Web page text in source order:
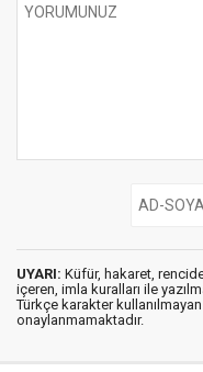
UYARI: Küfür, hakaret,
içeren, imla kuralları ile
Türkçe karakter
onaylanmamaktadır.